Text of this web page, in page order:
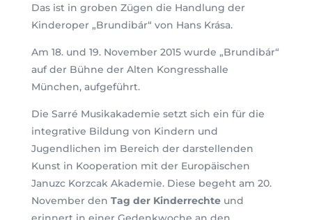
Das ist in groben Zügen die Handlung der
Kinderoper „Brundibár“ von Hans Krása.
Am 18. und 19. November 2015 wurde „Brundibár“
auf der Bühne der Alten Kongresshalle
München, aufgeführt.
Die Sarré Musikakademie setzt sich ein für die
integrative Bildung von Kindern und
Jugendlichen im Bereich der darstellenden
Kunst in Kooperation mit der Europäischen
Januzc Korzcak Akademie. Diese begeht am 20.
November den Tag der Kinderrechteund